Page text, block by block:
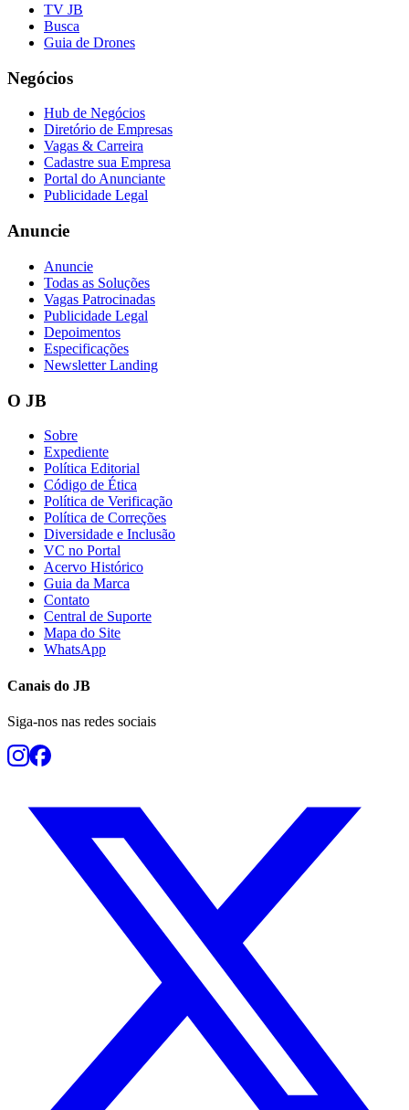
TV JB
Busca
Guia de Drones
Negócios
Hub de Negócios
Diretório de Empresas
Vagas & Carreira
Cadastre sua Empresa
Portal do Anunciante
Publicidade Legal
Anuncie
Anuncie
Todas as Soluções
Vagas Patrocinadas
Publicidade Legal
Depoimentos
Especificações
Newsletter Landing
O JB
Sobre
Expediente
Política Editorial
Código de Ética
Política de Verificação
Política de Correções
Diversidade e Inclusão
VC no Portal
Acervo Histórico
Guia da Marca
Contato
Central de Suporte
Mapa do Site
WhatsApp
Canais do JB
Siga-nos nas redes sociais